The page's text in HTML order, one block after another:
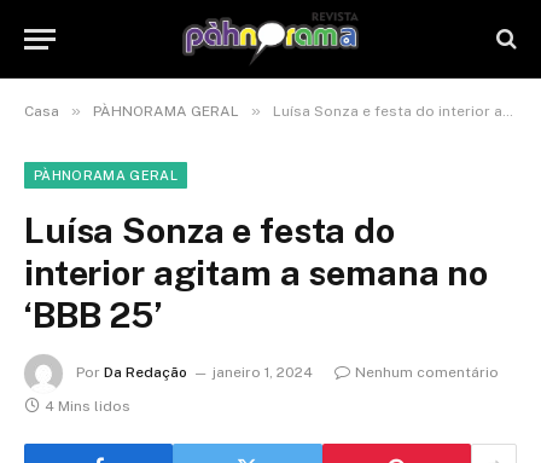
Casa » PÀHNORAMA GERAL » Luísa Sonza e festa do interior agitam a semana no ‘BBB 25’
PÀHNORAMA GERAL
Luísa Sonza e festa do
interior agitam a semana no
‘BBB 25’
Por Da Redação janeiro 1, 2024
Nenhum comentário
4 Mins lidos